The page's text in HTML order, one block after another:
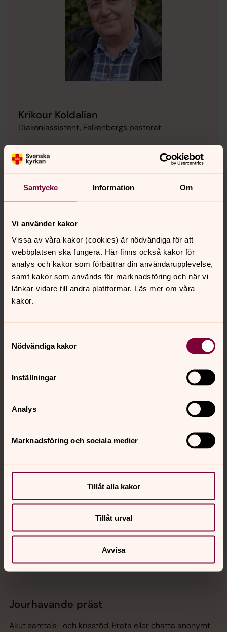
Samtycke Information Om
Vi använder kakor
Vissa av våra kakor (cookies) är nödvändiga för att
webbplatsen ska fungera. Här finns också kakor för
analys och kakor som förbättrar din användarupplevelse,
samt kakor som används för marknadsföring och när vi
länkar vidare till andra plattformar. Läs mer om våra
kakor.
Nödvändiga kakor
Inställningar
Analys
Marknadsföring och sociala medier
Tillåt alla kakor
Tillåt urval
Avvisa
Krikour Koldalian
Diakoniassistent, Falkenbergs pastorat
Direkt:0346-371 47SMS:0724-65 32 41
E-post:krikour.koldalian@svenskakyrkan.se
Mer om Krikour Koldalian
Diakoniassistent i Falkenbergs församling
Senast ändrad 22 augusti 2025
Synpunkter eller frågor på sidans
innehåll?
Dela
Kontakt
Kalender
Jourhavande präst
Akut samtals- och krisstöd. Prata eller chatta anonymt